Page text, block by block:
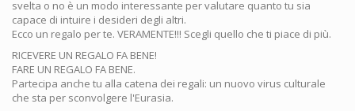
svelta o no è un modo interessante per valutare quanto tu sia
capace di intuire i desideri degli altri.
Ecco un regalo per te. VERAMENTE!!! Scegli quello che ti piace di più.
RICEVERE UN REGALO FA BENE!
FARE UN REGALO FA BENE.
Partecipa anche tu alla catena dei regali: un nuovo virus culturale
che sta per sconvolgere l'Eurasia.